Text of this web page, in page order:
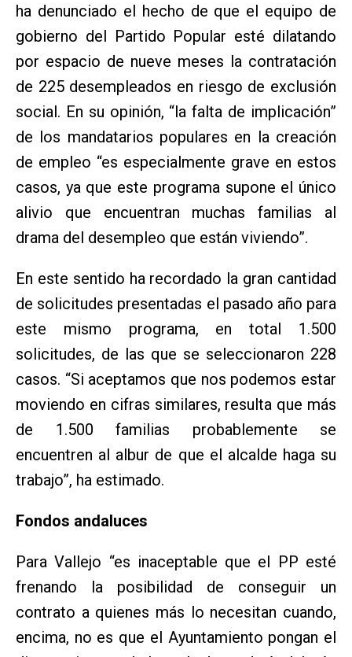
ha denunciado el hecho de que el equipo de
gobierno del Partido Popular esté dilatando
por espacio de nueve meses la contratación
de 225 desempleados en riesgo de exclusión
social. En su opinión, “la falta de implicación”
de los mandatarios populares en la creación
de empleo “es especialmente grave en estos
casos, ya que este programa supone el único
alivio que encuentran muchas familias al
drama del desempleo que están viviendo”.
En este sentido ha recordado la gran cantidad
de solicitudes presentadas el pasado año para
este mismo programa, en total 1.500
solicitudes, de las que se seleccionaron 228
casos. “Si aceptamos que nos podemos estar
moviendo en cifras similares, resulta que más
de 1.500 familias probablemente se
encuentren al albur de que el alcalde haga su
trabajo”, ha estimado.
Fondos andaluces
Para Vallejo “es inaceptable que el PP esté
frenando la posibilidad de conseguir un
contrato a quienes más lo necesitan cuando,
encima, no es que el Ayuntamiento pongan el